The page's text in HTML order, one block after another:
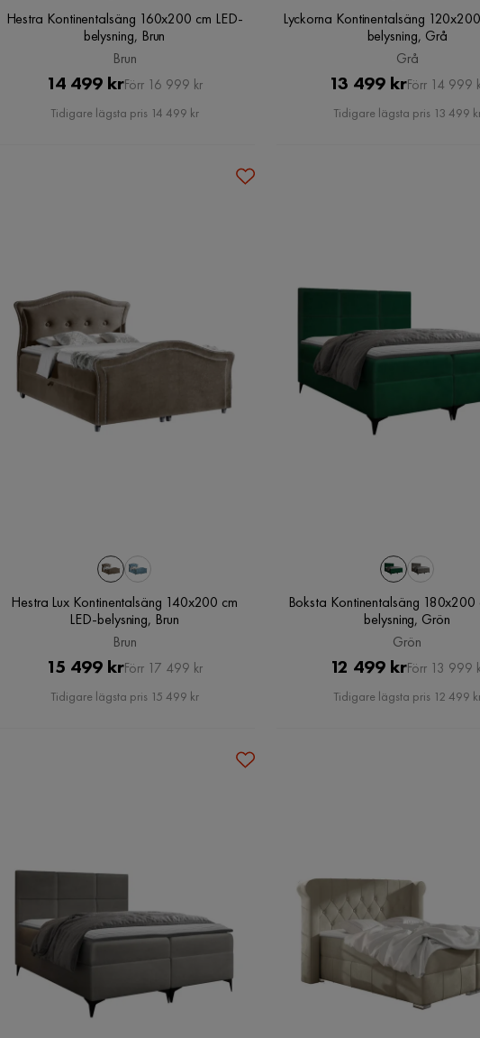
Hestra Kontinentalsäng 160x200 cm LED-
belysning, Brun
Brun
Pris
14 499 krOriginal
Pris
Förr 16 999 kr
Tidigare lägsta pris 14 499 kr
Lyckorna Kontinentalsäng
belysning, Grå
Grå
Pris
13 499 krOriginal
Pris
Förr 14 999
Tidigare lägsta pris 13 499
Hestra Lux Kontinentalsäng 140x200 cm
LED-belysning, Brun
Brun
Pris
15 499 krOriginal
Pris
Förr 17 499 kr
Tidigare lägsta pris 15 499 kr
Boksta Kontinentalsäng 180x200
belysning, Grön
Grön
Pris
12 499 krOriginal
Pris
Förr 13 999
Tidigare lägsta pris 12 499